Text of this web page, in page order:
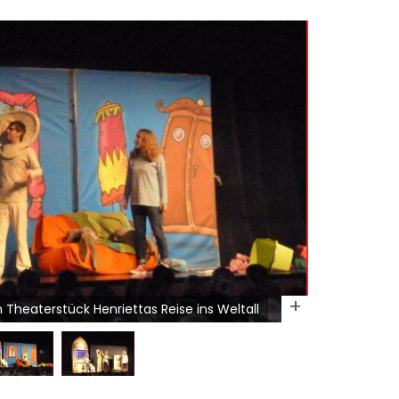
Henriettas Reise ins Weltall